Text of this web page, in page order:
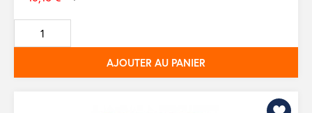
Prix
de
base
AJOUTER AU PANIER